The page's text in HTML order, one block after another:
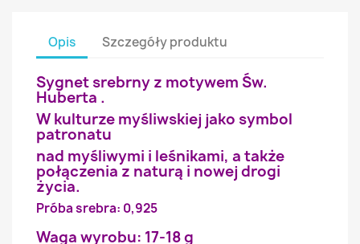
Opis Szczegóły produktu
Sygnet srebrny z motywem Św.
Huberta .
W kulturze myśliwskiej jako symbol
patronatu
nad myśliwymi i leśnikami, a także
połączenia z naturą i nowej drogi
życia.
Próba srebra: 0,925
Waga wyrobu: 17-18 g